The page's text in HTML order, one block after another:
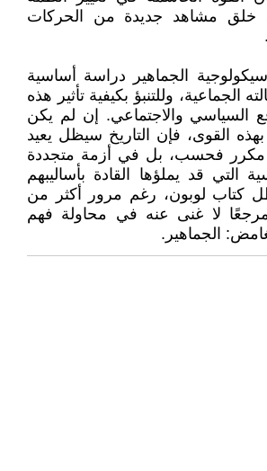
خلق مشاهد جديدة من الحركات
الجماهير دراسة أساسية
الجماعية، وللتنبؤ بكيفية تأثير هذه
السياسي والاجتماعي. إن لم يكن
بهذه القوى، فإن التاريخ سيظل يعيد
مكرر فحسب، بل في أزمة متجددة
التي قد يملؤها القادة بأساليبهم
كتاب لوبون، رغم مرور أكثر من
لا غنى عنه في محاولة فهم
الجماهير.